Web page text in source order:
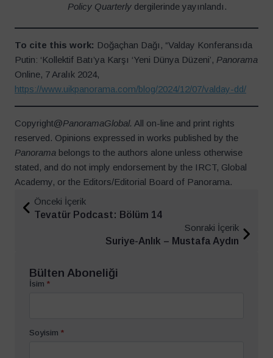
Policy Quarterly dergilerinde yayınlandı.
To cite this work: Doğaçhan Dağı, “Valday Konferansıda
Putin: ‘Kollektif Batı’ya Karşı ‘Yeni Dünya Düzeni’, Panorama
Online, 7 Aralık 2024,
https://www.uikpanorama.com/blog/2024/12/07/valday-dd/
Copyright@PanoramaGlobal. All on-line and print rights
reserved. Opinions expressed in works published by the
Panorama belongs to the authors alone unless otherwise
stated, and do not imply endorsement by the IRCT, Global
Academy, or the Editors/Editorial Board of Panorama.
Önceki İçerik
Tevatür Podcast: Bölüm 14
Sonraki İçerik
Suriye-Anlık – Mustafa Aydın
Bülten Aboneliği
İsim *
Soyisim *